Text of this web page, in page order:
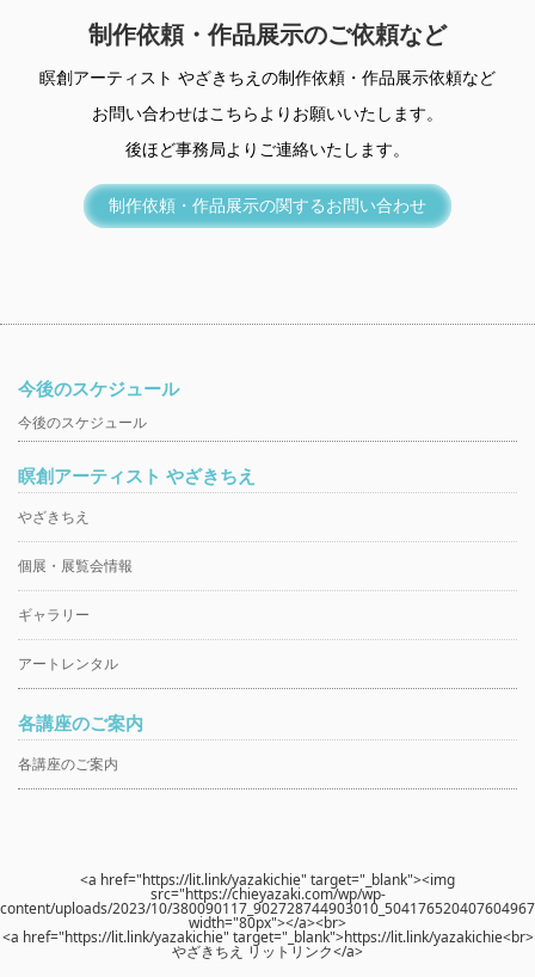
制作依頼・作品展示のご依頼など
瞑創アーティスト やざきちえの制作依頼・作品展示依頼など
お問い合わせはこちらよりお願いいたします。
後ほど事務局よりご連絡いたします。
制作依頼・作品展示の関するお問い合わせ
今後のスケジュール
今後のスケジュール
瞑創アーティスト やざきちえ
やざきちえ
個展・展覧会情報
ギャラリー
アートレンタル
各講座のご案内
各講座のご案内
<a href="https://lit.link/yazakichie" target="_blank"><img
src="https://chieyazaki.com/wp/wp-
content/uploads/2023/10/
width="80px"></a><br>
<a href="https://lit.link/yazakichie" target="_blank">https://lit.link/yazakichie<br>
やざきちえ リットリンク</a>